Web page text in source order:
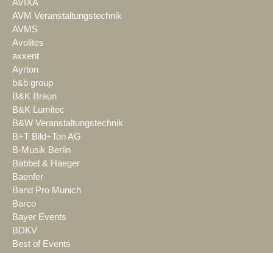
AVIXA
AVM Veranstaltungstechnik
AVMS
Avolites
axxent
Ayrton
b&b group
B&K Braun
B&K Lumitec
B&W Veranstaltungstechnik
B+T Bild+Ton AG
B-Musik Berlin
Babbel & Haeger
Baenfer
Band Pro Munich
Barco
Bayer Events
BDKV
Best of Events